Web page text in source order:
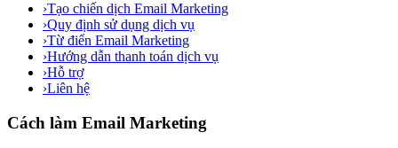
›Tạo chiến dịch Email Marketing
›Quy định sử dụng dịch vụ
›Từ điển Email Marketing
›Hướng dẫn thanh toán dịch vụ
›Hỗ trợ
›Liên hệ
Cách làm Email Marketing